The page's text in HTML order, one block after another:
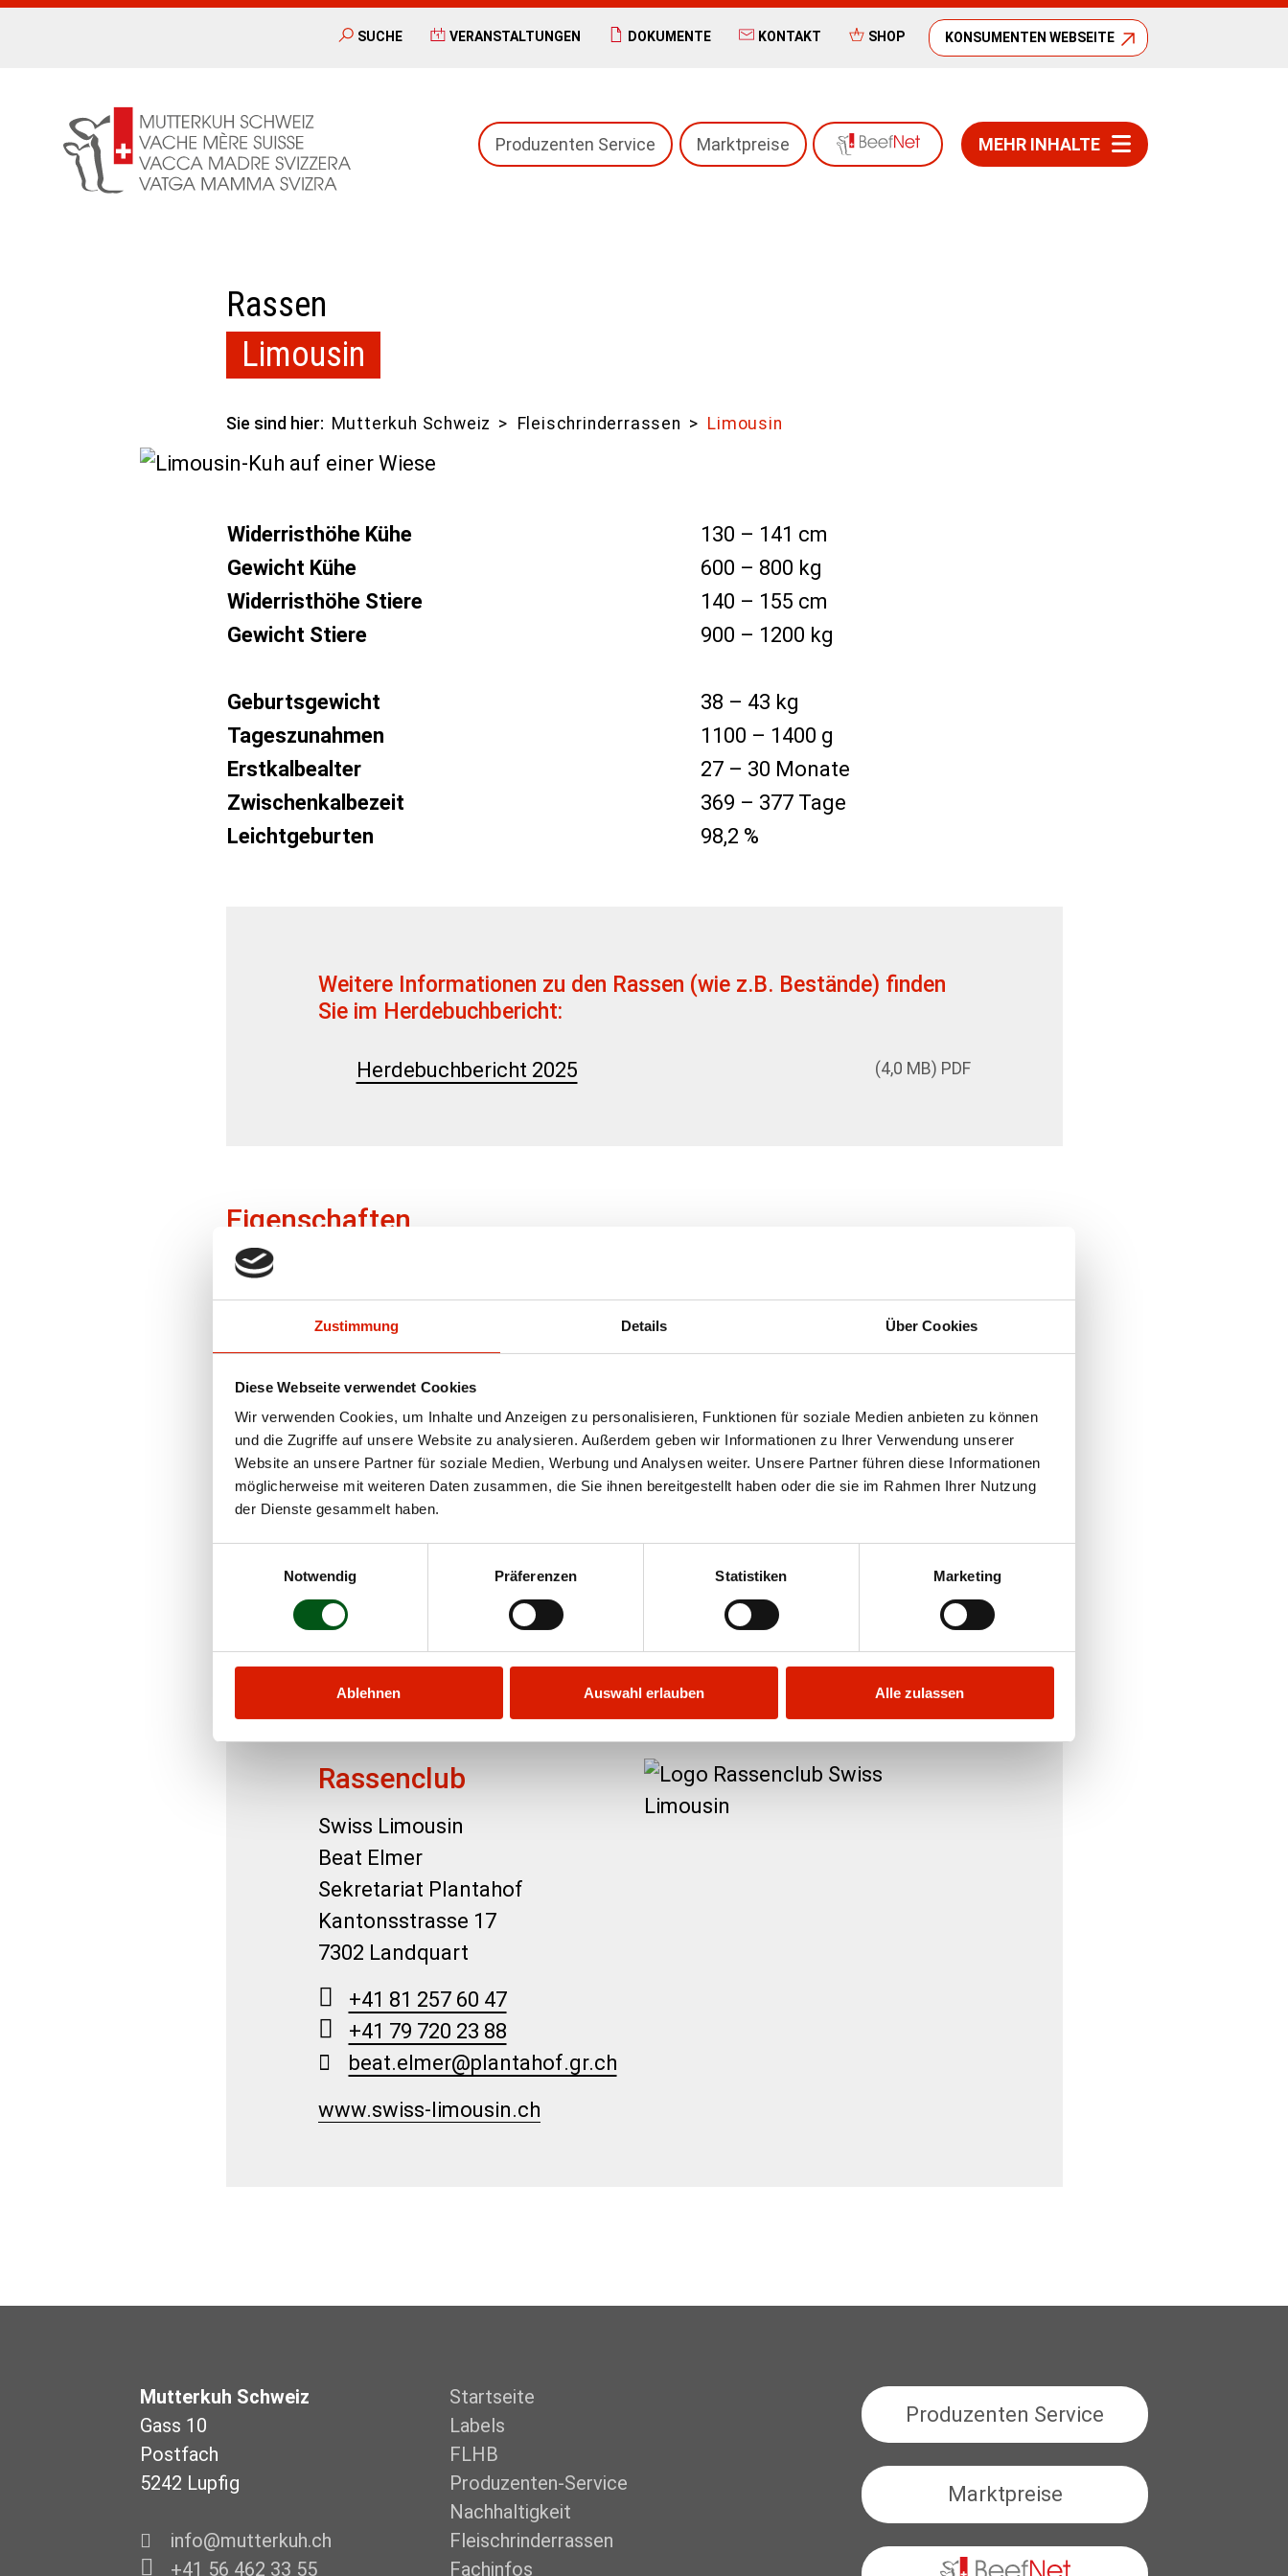
Zustimmung Details Über Cookies
Diese Webseite verwendet Cookies
Wir verwenden Cookies, um Inhalte und Anzeigen zu personalisieren, Funktionen für soziale Medien anbieten zu können
und die Zugriffe auf unsere Website zu analysieren. Außerdem geben wir Informationen zu Ihrer Verwendung unserer
Website an unsere Partner für soziale Medien, Werbung und Analysen weiter. Unsere Partner führen diese Informationen
möglicherweise mit weiteren Daten zusammen, die Sie ihnen bereitgestellt haben oder die sie im Rahmen Ihrer Nutzung
der Dienste gesammelt haben.
Notwendig
Präferenzen Statistiken Marketing
Ablehnen Auswahl erlauben Alle zulassen
SUCHE VERANSTALTUNGEN DOKUMENTE KONTAKT SHOP KONSUMENTEN WEBSEITE
Produzenten Service Marktpreise MEHR INHALTE
Rassen
Limousin
Sie sind hier: Mutterkuh Schweiz Fleisch­rinder­rassen Limousin
Widerristhöhe Kühe
130 – 141 cm
Gewicht Kühe
600 – 800 kg
Widerristhöhe Stiere
140 – 155 cm
Gewicht Stiere
900 – 1200 kg
Geburtsgewicht
38 – 43 kg
Tageszunahmen
1100 – 1400 g
Erstkalbealter
27 – 30 Monate
Zwischenkalbezeit
369 – 377 Tage
Leichtgeburten
98,2 %
Weitere Informationen zu den Rassen (wie z.B. Bestände) finden
Sie im Herdebuchbericht:
Herdebuchbericht 2025 (4,0 MB) PDF
Eigenschaften
ganzfarbig rot bis rotbraun mit Aufhellungen
feiner Knochenbau
gute Muttereigenschaften (gute Abkalbeeigenschaften)
gute Fleischausbeute
Ursprung
Rassenclub
Swiss Limousin
Beat Elmer
Sekretariat Plantahof
Kantonsstrasse 17
7302 Landquart
+41 81 257 60 47
+41 79 720 23 88
beat.elmer@plantahof.gr.ch
www.swiss-limousin.ch
Mutterkuh Schweiz
Gass 10
Postfach
5242 Lupfig
info@mutterkuh.ch
+41 56 462 33 55
Startseite
Labels
FLHB
Produzenten-Service
Nachhaltigkeit
Fleisch­rinderrassen
Fachinfos
Produzenten Service
Marktpreise